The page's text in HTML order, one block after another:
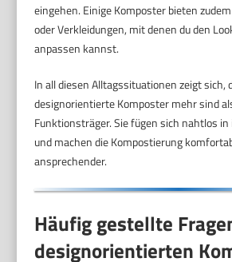
eingehen. Einige Komposter bieten
oder Verkleidungen, mit denen du den
anpassen kannst.
In all diesen Alltagssituationen zeigt sich,
designorientierte Komposter mehr sind
Funktionsträger. Sie fügen sich nahtlos
und machen die Kompostierung
ansprechender.
Häufig gestellte
designorientierten